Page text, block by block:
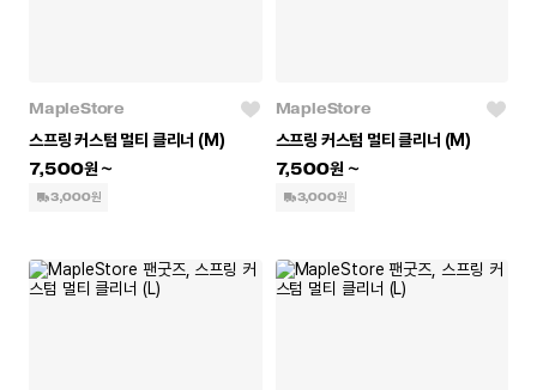
MapleStore
스프링 커스텀 멀티 클리너 (M)
7,500
3,000원
MapleStore
스프링 커스텀 멀티 클리너 (M)
7,500
3,000원